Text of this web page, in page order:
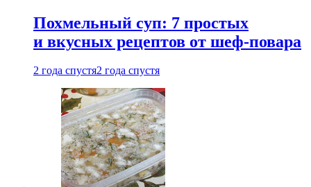
Похмельный суп: 7 простых
и вкусных рецептов от шеф-повара
2 года спустя2 года спустя